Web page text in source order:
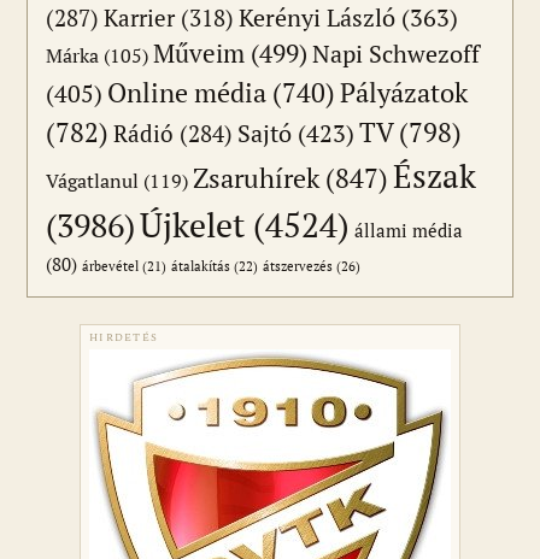
(287) Karrier(318) Kerényi László (363)
Márka (105) Műveim (499)Napi Schwezoff
(405) Online média (740)Pályázatok
(782) Rádió (284) Sajtó (423)TV(798)
Vágatlanul (119) Zsaruhírek (847)Észak
(3986)Újkelet (4524) állami média
(80) árbevétel (21) átalakítás (22) átszervezés (26)
HIRDETÉS